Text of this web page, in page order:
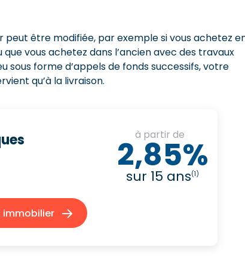
être modifiée, par exemple si vous achetez
vous achetez dans l’ancien avec des travaux
sous forme d’appels de fonds successifs, votre
qu’à la livraison.
à partir de
2,85%
sur 15 ans(1)